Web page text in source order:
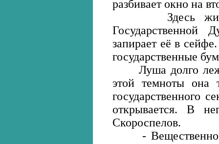
разбивает окно на
Здесь живёт
запирает её в
государственные
Луша долго
этой темноты она
государственного
открывается. В
Скороспелов.
- Вещественное